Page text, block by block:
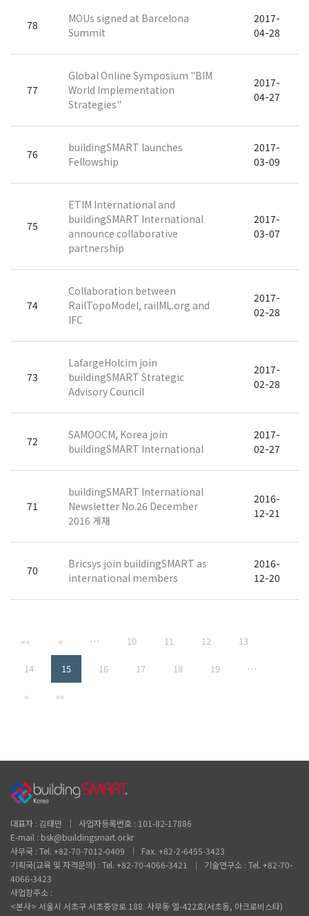
78
MOUs signed at Barcelona
Summit
2017-
04-28
77
Global Online Symposium "BIM
World Implementation
Strategies"
2017-
04-27
76
buildingSMART launches
Fellowship
2017-
03-09
75
ETIM International and
buildingSMART International
announce collaborative
partnership
2017-
03-07
74
Collaboration between
RailTopoModel, railML.org and
IFC
2017-
02-28
73
LafargeHolcim join
buildingSMART Strategic
Advisory Council
2017-
02-28
72
SAMOOCM, Korea join
buildingSMART International
2017-
02-27
71
buildingSMART International
Newsletter No.26 December
2016 게재
2016-
12-21
70
Bricsys join buildingSMART as
international members
2016-
12-20
«« « … 10 11 12 13
14 15 16 17 18 19 …
» »»
대표자 : 김태만 │ 사업자등록번호 : 101-82-17886
E-mail : bsk@buildingsmart.or.kr
사무국 : Tel. +82-70-7012-0409 │ Fax. +82-2-6455-3423
기획국(교육 및 자격문의) : Tel. +82-70-4066-3421 │ 기술연구소 : Tel. +82-70-
4066-3423
사업장주소 :
<본사> 서울시 서초구 서초중앙로 188. 사무동 엘-422호(서초동, 아크로비스타)